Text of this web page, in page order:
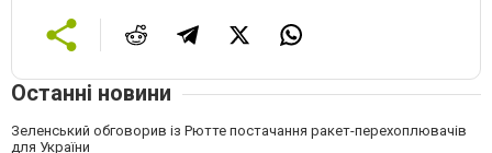
Останні новини
Зеленський обговорив із Рютте постачання ракет-перехоплювачів
для України